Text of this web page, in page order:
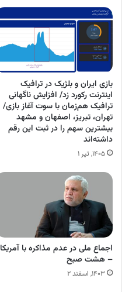
بازی ایران و بلژیک در ترافیک
اینترنت رکورد زد/ افزایش ناگهانی
ترافیک هم‌زمان با سوت آغاز بازی/
تهران، تبریز، اصفهان و مشهد
بیشترین سهم را در ثبت این رقم
داشته‌اند
۱۴۰۵, تیر ۱
اجماع ملی در عدم مذاکره با آمریکا
– هشت صبح
۱۴۰۳, اسفند ۲